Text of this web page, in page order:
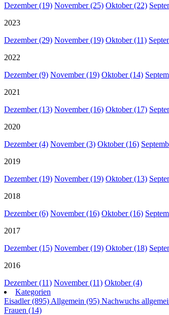
Dezember (19) November (25) Oktober (22)
2023
Dezember (29) November (19) Oktober (11)
2022
Dezember (9) November (19) Oktober (14)
2021
Dezember (13) November (16) Oktober (17)
2020
Dezember (4) November (3) Oktober (16)
2019
Dezember (19) November (19) Oktober (13)
2018
Dezember (6) November (16) Oktober (16)
2017
Dezember (15) November (19) Oktober (18)
2016
Dezember (11) November (11) Oktober (4)
Kategorien
Eisadler (895) Allgemein (95) Nachwuchs
Frauen (14)